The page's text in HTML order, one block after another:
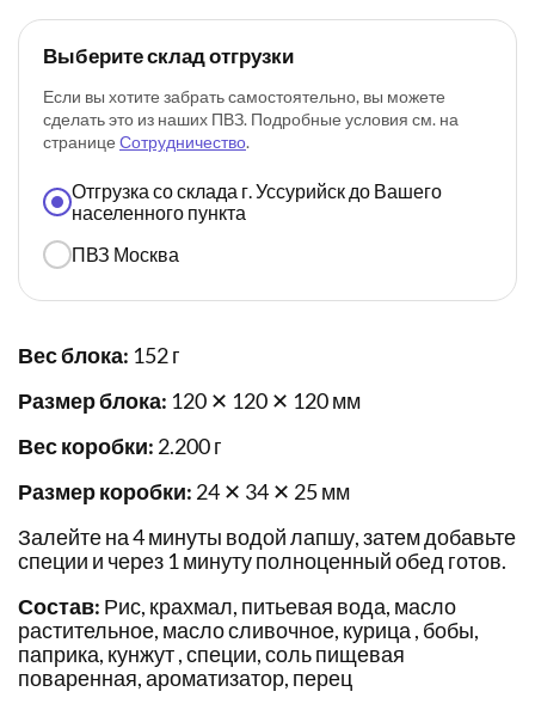
Выберите склад отгрузки
Если вы хотите забрать самостоятельно, вы можете
сделать это из наших ПВЗ. Подробные условия см. на
странице Сотрудничество.
Отгрузка со склада г. Уссурийск до Вашего
населенного пункта
ПВЗ Москва
Вес блока: 152 г
Размер блока: 120 ✕ 120 ✕ 120 мм
Вес коробки: 2.200 г
Размер коробки: 24 ✕ 34 ✕ 25 мм
Залейте на 4 минуты водой лапшу, затем добавьте
специи и через 1 минуту полноценный обед готов.
Состав: Рис, крахмал, питьевая вода, масло
растительное, масло сливочное, курица , бобы,
паприка, кунжут , специи, соль пищевая
поваренная, ароматизатор, перец